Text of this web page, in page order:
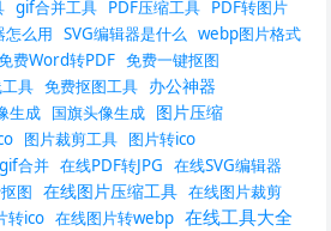
gif合并工具 PDF压缩工具 PDF转图片
怎么用 SVG编辑器是什么 webp图片格式
费Word转PDF 免费一键抠图
具 免费抠图工具 办公神器
生成 国旗头像生成 图片压缩
图片裁剪工具 图片转ico
合并 在线PDF转JPG 在线SVG编辑器
图 在线图片压缩工具 在线图片裁剪
转ico 在线图片转webp 在线工具大全